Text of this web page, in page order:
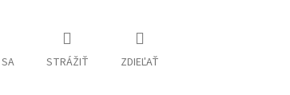
STRÁŽIŤ ZDIEĽAŤ